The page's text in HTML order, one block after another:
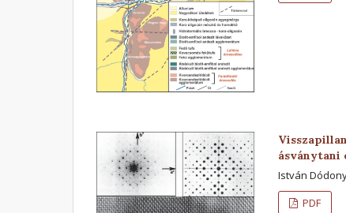
ásványtani
István
PDF